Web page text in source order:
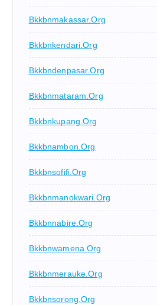
Bkkbnmakassar.org
Bkkbnkendari.org
Bkkbndenpasar.org
Bkkbnmataram.org
Bkkbnkupang.org
Bkkbnambon.org
Bkkbnsofifi.org
Bkkbnmanokwari.org
Bkkbnnabire.org
Bkkbnwamena.org
Bkkbnmerauke.org
Bkkbnsorong.org